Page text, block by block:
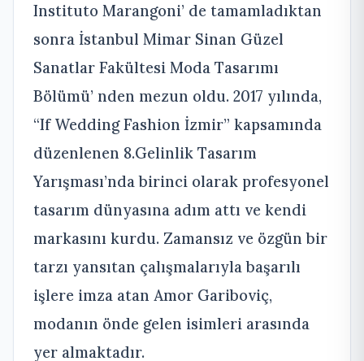
Instituto Marangoni’ de tamamladıktan
sonra İstanbul Mimar Sinan Güzel
Sanatlar Fakültesi Moda Tasarımı
Bölümü’ nden mezun oldu. 2017 yılında,
“If Wedding Fashion İzmir” kapsamında
düzenlenen 8.Gelinlik Tasarım
Yarışması’nda birinci olarak profesyonel
tasarım dünyasına adım attı ve kendi
markasını kurdu. Zamansız ve özgün bir
tarzı yansıtan çalışmalarıyla başarılı
işlere imza atan Amor Gariboviç,
modanın önde gelen isimleri arasında
yer almaktadır.